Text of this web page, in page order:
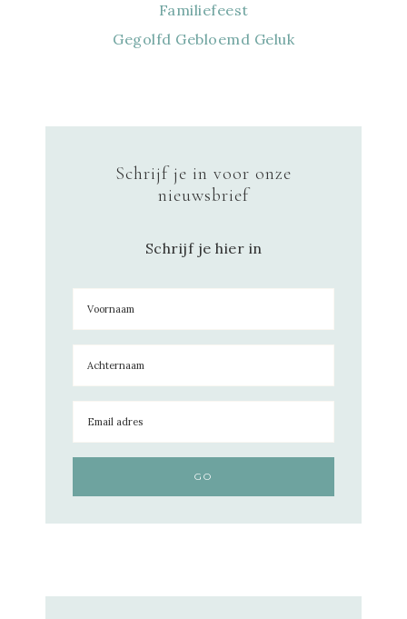
Familiefeest
Gegolfd Gebloemd Geluk
Schrijf je in voor onze
nieuwsbrief
Schrijf je hier in